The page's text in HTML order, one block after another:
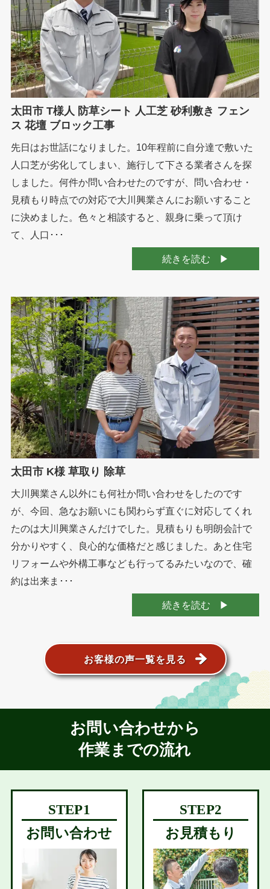
太田市 T様人 防草シート 人工芝 砂利敷き フェン
ス 花壇 ブロック工事
先日はお世話になりました。10年程前に自分達で敷いた
人口芝が劣化してしまい、施行して下さる業者さんを探
しました。何件か問い合わせたのですが、問い合わせ・
見積もり時点での対応で大川興業さんにお願いすること
に決めました。色々と相談すると、親身に乗って頂け
て、人口･･･
続きを読む
太田市 K様 草取り 除草
大川興業さん以外にも何社か問い合わせをしたのです
が、今回、急なお願いにも関わらず直ぐに対応してくれ
たのは大川興業さんだけでした。見積もりも明朗会計で
分かりやすく、良心的な価格だと感じました。あと住宅
リフォームや外構工事なども行ってるみたいなので、確
約は出来ま･･･
続きを読む
お客様の声一覧を見る
お問い合わせから
作業までの流れ
お問い合わせ お見積もり